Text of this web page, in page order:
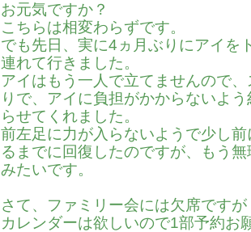
お元気ですか？
こちらは相変わらずです。
でも先日、実に4ヵ月ぶりにアイを
連れて行きました。
アイはもう一人で立てませんので
りで、アイに負担がかからないよ
らせてくれました。
前左足に力が入らないようで少し
るまでに回復したのですが、もう無
みたいです。
さて、ファミリー会には欠席ですが
カレンダーは欲しいので1部予約お